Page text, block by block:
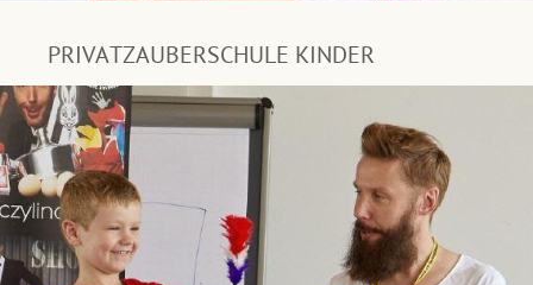
PRIVATZAUBERSCHULE KINDER